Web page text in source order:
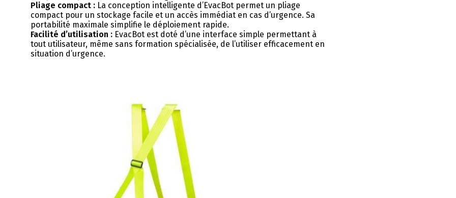
Pliage compact : La conception intelligente d’EvacBot permet un pliage
compact pour un stockage facile et un accès immédiat en cas d’urgence. Sa
portabilité maximale simplifie le déploiement rapide.
Facilité d’utilisation : EvacBot est doté d’une interface simple permettant à
tout utilisateur, même sans formation spécialisée, de l’utiliser efficacement en
situation d’urgence.